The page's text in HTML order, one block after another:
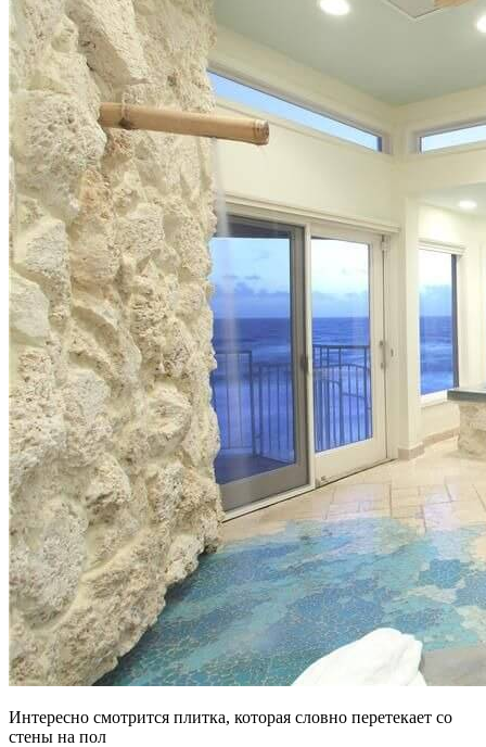
Интересно смотрится плитка, которая словно перетекает со
стены на пол